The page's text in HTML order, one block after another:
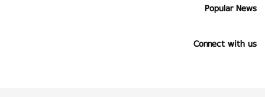
Popular News
Connect with us